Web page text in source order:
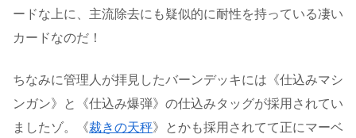
ードな上に、主流除去にも疑似的に耐性を持っている凄い
カードなのだ！
ちなみに管理人が拝見したバーンデッキには《仕込みマシ
ンガン》と《仕込み爆弾》の仕込みタッグが採用されてい
ましたゾ。《裁きの天秤》とかも採用されてて正にマーベ